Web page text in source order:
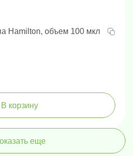
Hamilton, объем 100 мкл
В корзину
еще